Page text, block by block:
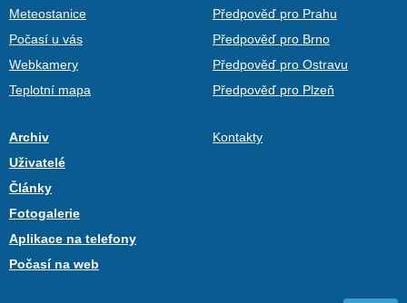
Meteostanice
Počasí u vás
Webkamery
Teplotní mapa
Předpověď pro Prahu
Předpověď pro Brno
Předpověď pro Ostravu
Předpověď pro Plzeň
Archiv
Uživatelé
Články
Fotogalerie
Aplikace na telefony
Počasí na web
Kontakty